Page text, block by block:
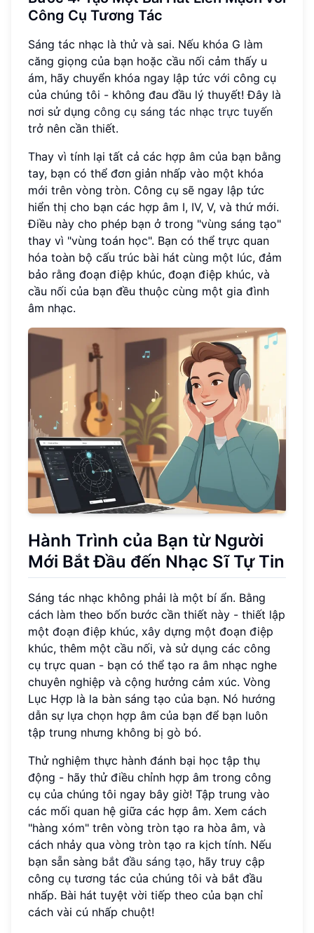
Công Cụ Tương Tác
Sáng tác nhạc là thử và sai. Nếu khóa G làm
căng giọng của bạn hoặc cầu nối cảm thấy u
ám, hãy chuyển khóa ngay lập tức với công cụ
của chúng tôi - không đau đầu lý thuyết! Đây là
nơi sử dụng công cụ sáng tác nhạc trực tuyến
trở nên cần thiết.
Thay vì tính lại tất cả các hợp âm của bạn bằng
tay, bạn có thể đơn giản nhấp vào một khóa
mới trên vòng tròn. Công cụ sẽ ngay lập tức
hiển thị cho bạn các hợp âm I, IV, V, và thứ mới.
Điều này cho phép bạn ở trong "vùng sáng tạo"
thay vì "vùng toán học". Bạn có thể trực quan
hóa toàn bộ cấu trúc bài hát cùng một lúc, đảm
bảo rằng đoạn điệp khúc, đoạn điệp khúc, và
cầu nối của bạn đều thuộc cùng một gia đình
âm nhạc.
Hành Trình của Bạn từ Người
Mới Bắt Đầu đến Nhạc Sĩ Tự Tin
Sáng tác nhạc không phải là một bí ẩn. Bằng
cách làm theo bốn bước cần thiết này - thiết lập
một đoạn điệp khúc, xây dựng một đoạn điệp
khúc, thêm một cầu nối, và sử dụng các công
cụ trực quan - bạn có thể tạo ra âm nhạc nghe
chuyên nghiệp và cộng hưởng cảm xúc. Vòng
Lục Hợp là la bàn sáng tạo của bạn. Nó hướng
dẫn sự lựa chọn hợp âm của bạn để bạn luôn
tập trung nhưng không bị gò bó.
Thử nghiệm thực hành đánh bại học tập thụ
động - hãy thử điều chỉnh hợp âm trong công
cụ của chúng tôi ngay bây giờ! Tập trung vào
các mối quan hệ giữa các hợp âm. Xem cách
"hàng xóm" trên vòng tròn tạo ra hòa âm, và
cách nhảy qua vòng tròn tạo ra kịch tính. Nếu
bạn sẵn sàng bắt đầu sáng tạo, hãy truy cập
công cụ tương tác của chúng tôi và bắt đầu
nhấp. Bài hát tuyệt vời tiếp theo của bạn chỉ
cách vài cú nhấp chuột!